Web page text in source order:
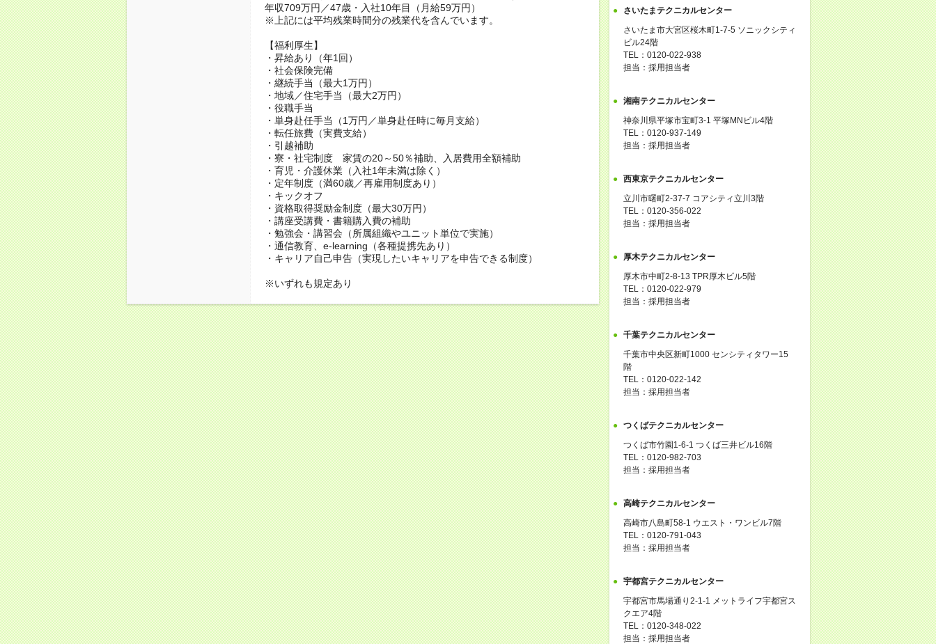
年収709万円／47歳・入社10年目（月給59万円）
※上記には平均残業時間分の残業代を含んでいます。
【福利厚生】
・昇給あり（年1回）
・社会保険完備
・継続手当（最大1万円）
・地域／住宅手当（最大2万円）
・役職手当
・単身赴任手当（1万円／単身赴任時に毎月支給）
・転任旅費（実費支給）
・引越補助
・寮・社宅制度 家賃の20～50％補助、入居費用全額補助
・育児・介護休業（入社1年未満は除く）
・定年制度（満60歳／再雇用制度あり）
・キックオフ
・資格取得奨励金制度（最大30万円）
・講座受講費・書籍購入費の補助
・勉強会・講習会（所属組織やユニット単位で実施）
・通信教育、e-learning（各種提携先あり）
・キャリア自己申告（実現したいキャリアを申告できる制度）
※いずれも規定あり
さいたまテクニカルセンター
さいたま市大宮区桜木町1-7-5 ソニックシティ
ビル24階
TEL：0120-022-938
担当：採用担当者
湘南テクニカルセンター
神奈川県平塚市宝町3-1 平塚MNビル4階
TEL：0120-937-149
担当：採用担当者
西東京テクニカルセンター
立川市曙町2-37-7 コアシティ立川3階
TEL：0120-356-022
担当：採用担当者
厚木テクニカルセンター
厚木市中町2-8-13 TPR厚木ビル5階
TEL：0120-022-979
担当：採用担当者
千葉テクニカルセンター
千葉市中央区新町1000 センシティタワー15
階
TEL：0120-022-142
担当：採用担当者
つくばテクニカルセンター
つくば市竹園1-6-1 つくば三井ビル16階
TEL：0120-982-703
担当：採用担当者
高崎テクニカルセンター
高崎市八島町58-1 ウエスト・ワンビル7階
TEL：0120-791-043
担当：採用担当者
宇都宮テクニカルセンター
宇都宮市馬場通り2-1-1 メットライフ宇都宮ス
クエア4階
TEL：0120-348-022
担当：採用担当者